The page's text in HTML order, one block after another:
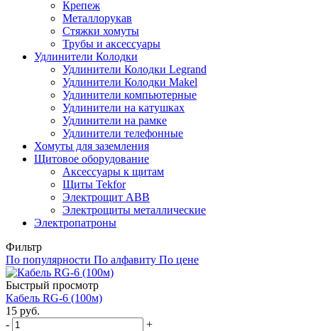
Крепеж
Металлорукав
Стяжки хомуты
Трубы и аксессуары
Удлинители Колодки
Удлинители Колодки Legrand
Удлинители Колодки Makel
Удлинители компьютерные
Удлинители на катушках
Удлинители на рамке
Удлинители телефонные
Хомуты для заземления
Щитовое оборудование
Аксессуары к щитам
Щиты Tekfor
Электрощит АВВ
Электрощиты металлические
Электропатроны
Фильтр
По популярности По алфавиту По цене
Быстрый просмотр
Кабель RG-6 (100м)
15 руб.
-
+